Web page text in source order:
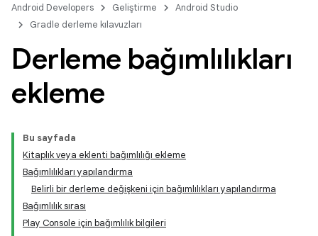
Android Developers Geliştirme
Android Studio
Gradle derleme kılavuzları
Derleme bağımlılıkları
ekleme
Bu sayfada
Kitaplık veya eklenti bağımlılığı ekleme
Bağımlılıkları yapılandırma
Belirli bir derleme değişkeni için bağımlılıkları yapılandırma
Bağımlılık sırası
Play Console için bağımlılık bilgileri